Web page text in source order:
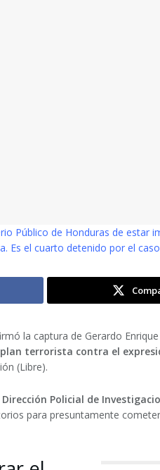
Público de Honduras de estar
Es el cuarto detenido por el
la captura de Gerardo
terrorista contra el
(Libre).
Dirección Policial de
para presuntamente